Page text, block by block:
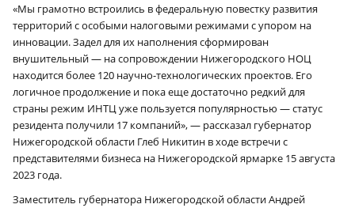
«Мы грамотно встроились в федеральную повестку развития
территорий с особыми налоговыми режимами с упором на
инновации. Задел для их наполнения сформирован
внушительный — на сопровождении Нижегородского НОЦ
находится более 120 научно-технологических проектов. Его
логичное продолжение и пока еще достаточно редкий для
страны режим ИНТЦ уже пользуется популярностью — статус
резидента получили 17 компаний», — рассказал губернатор
Нижегородской области Глеб Никитин в ходе встречи с
представителями бизнеса на Нижегородской ярмарке 15 августа
2023 года.
Заместитель губернатора Нижегородской области Андрей